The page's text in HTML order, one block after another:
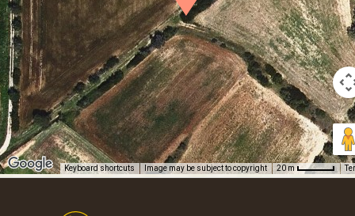
Keyboard shortcuts Image may be subject to copyright 20 m